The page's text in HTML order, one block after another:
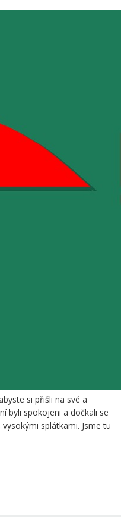
si přišli na své a
byli spokojeni a dočkali se
splátkami. Jsme tu